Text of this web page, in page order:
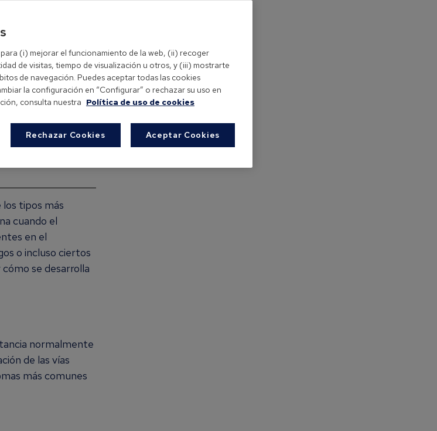
comunes
los tipos más
cuando el
en el
o incluso ciertos
se desarrolla
normalmente
de las vías
más comunes
(i) mejorar el funcionamiento de la web, (ii) recoger
de visitas, tiempo de visualización u otros, y (iii) mostrarte
de navegación. Puedes aceptar todas las cookies
la configuración en “Configurar” o rechazar su uso en
consulta nuestra Política de uso de cookies
Rechazar Cookies Aceptar Cookies